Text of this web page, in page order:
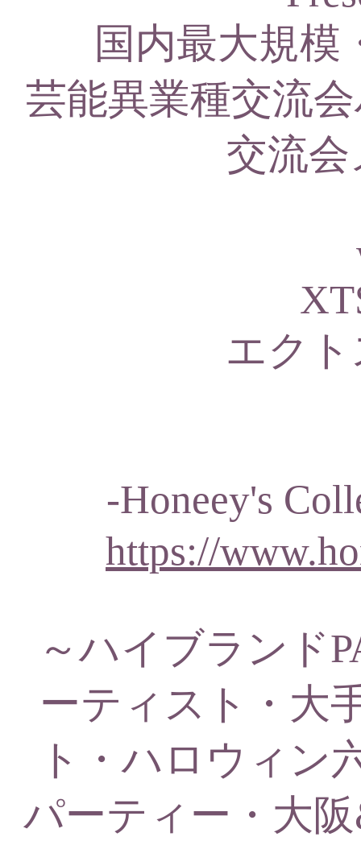
国内最大規模
芸能異業種交流
交流
エク
-Honeey's
https://
～ハイブランド
ーティスト・大
ト・ハロウィン
パーティー・大